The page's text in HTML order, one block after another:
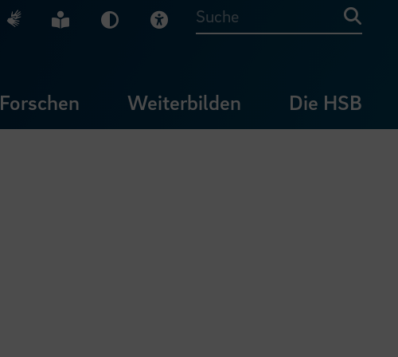
Deutsche Gebärdensprache
Leichte Sprache
Dunkel-Modus
Visuelle Hilfe
Suche
Forschen Weiterbilden Die HSB